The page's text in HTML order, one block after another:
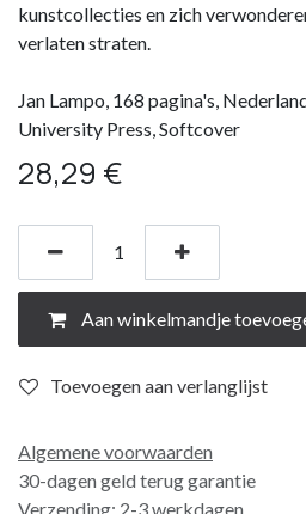
kunstcollecties en zich
verlaten straten.
Jan Lampo, 168 pagina's,
University Press, Softcover
28,29 €
Aan winkelmandje
Toevoegen aan verlanglijst
Algemene voorwaarden
30-dagen geld terug garantie
Verzending: 2-3 werkdagen